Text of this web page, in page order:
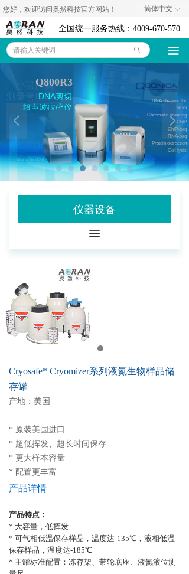
全国统一服务热线：4009-670-570
ꄙ
您好，欢迎访问奥然科技官方网站！
끀
奥然首页
仪器设备
技术资料
代理品牌
关于我们
联系我们
ꀅ
简体中文
Cryosafe* Cryomizer系列液氮生物样品储
存罐
产品特点：
* 大容量，低挥发
* 可气相低温保存样品，温度达-135℃，液相低温
保存样品，温度达-185℃
* 主罐标准配置：冻存架、带轮底座、液氮液位测
产地：美国
* 原装美国进口
* 超低挥发、超长时间保存
* 更大样本容量
* 配置更丰富
产品详情
Q800R3
DNA剪切
超声波破碎仪
DNA shearing for
NGS
Chromatin shearing
ChIP
ChIP-seq
RNA-seq
Protein extraction
Cell lysis
小鼠肿瘤
测量管理系统
Made In USA
넳 넲
仪器设备
끀